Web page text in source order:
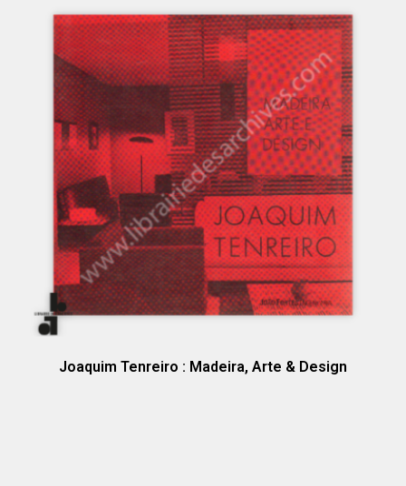
Joaquim Tenreiro : Madeira, Arte & Design